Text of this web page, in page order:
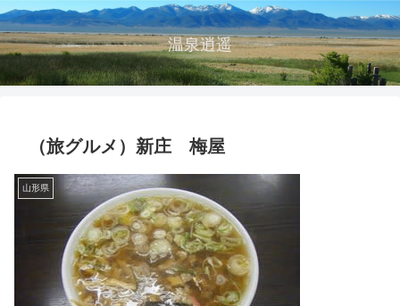
温泉逍遥
（旅グルメ）新庄 梅屋
山形県